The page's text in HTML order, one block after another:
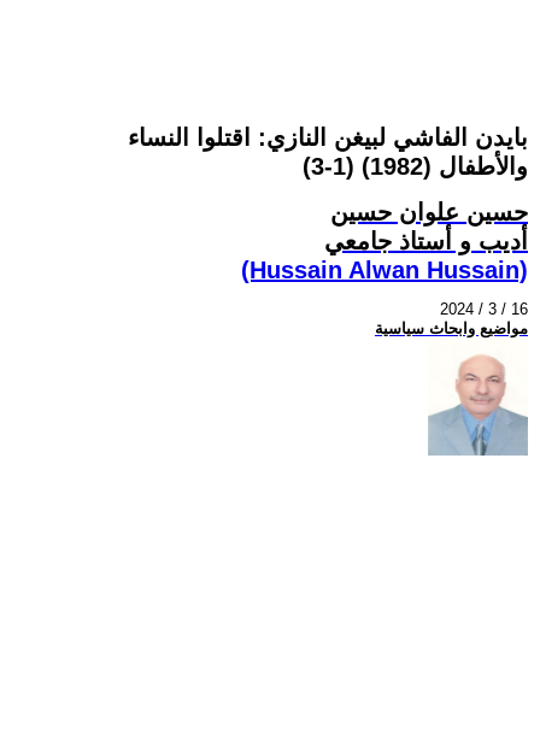
بايدن الفاشي لبيغن النازي: اقتلوا النساء
والأطفال (1982) (1-3)
حسين علوان حسين
أديب و أستاذ جامعي
(Hussain Alwan Hussain)
2024 / 3 / 16
مواضيع وابحاث سياسية